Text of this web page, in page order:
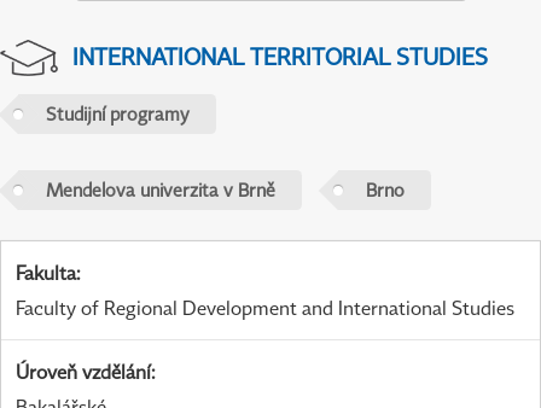
INTERNATIONAL TERRITORIAL STUDIES
Studijní programy
Mendelova univerzita v Brně Brno
Fakulta:
Faculty of Regional Development and International Studies
Úroveň vzdělání: